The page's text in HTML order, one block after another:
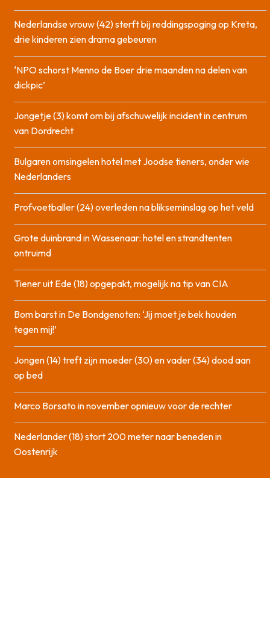
Nederlandse vrouw (42) sterft bij reddingspoging op Kreta,
drie kinderen zien drama gebeuren
‘NPO schorst Menno de Boer drie maanden na delen van
dickpic’
Jongetje (3) komt om bij afschuwelijk incident in centrum
van Dordrecht
Bulgaren omsingelen hotel met Joodse tieners, onder wie
Nederlanders
Profvoetballer (24) overleden na blikseminslag op het veld
Grote duinbrand in Wassenaar: hotel en strandtenten
ontruimd
Tiener uit Ede (18) opgepakt, mogelijk na tip van CIA
Bom barst in De Bondgenoten: ‘Jij moet je bek houden
tegen mij!’
Jongen (14) treft zijn moeder (30) en vader (34) dood aan
op bed
Marco Borsato in november opnieuw voor de rechter
Nederlander (18) stort 200 meter naar beneden in
Oostenrijk